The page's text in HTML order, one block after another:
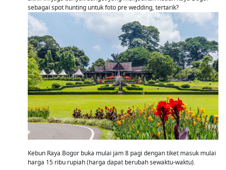
sebagai spot hunting untuk foto pre wedding, tertarik?
Kebun Raya Bogor buka mulai jam 8 pagi dengan tiket masuk mulai
harga 15 ribu rupiah (harga dapat berubah sewaktu-waktu).